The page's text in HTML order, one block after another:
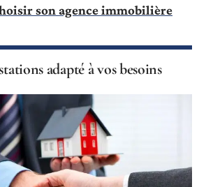
son agence immobilière
adapté à vos besoins